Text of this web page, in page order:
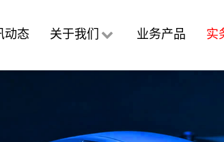
动态 关于我们 业务产品 实